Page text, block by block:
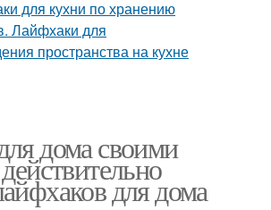
дома своими
для дома